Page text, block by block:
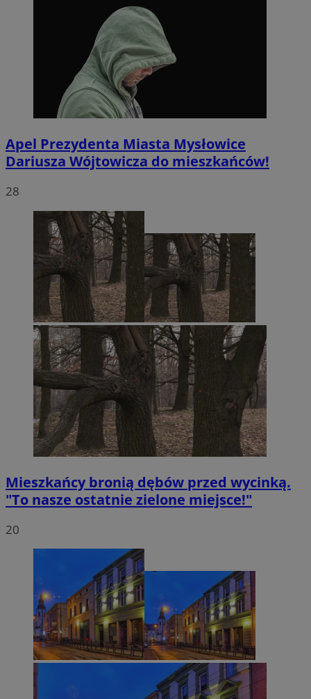
Apel Prezydenta Miasta Mysłowice
Dariusza Wójtowicza do mieszkańców!
28
Mieszkańcy bronią dębów przed wycinką.
"To nasze ostatnie zielone miejsce!"
20